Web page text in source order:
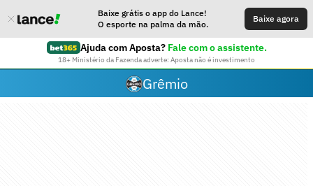
Baixe grátis o app do Lance!
O esporte na palma da mão.
Baixe agora
Ajuda com Aposta? Fale com o assistente.
18+ Ministério da Fazenda adverte: Aposta não é investimento
Grêmio